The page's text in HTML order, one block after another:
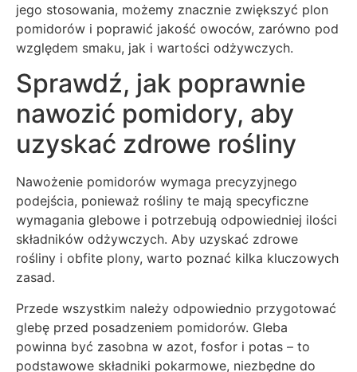
jego stosowania, możemy znacznie zwiększyć plon
pomidorów i poprawić jakość owoców, zarówno pod
względem smaku, jak i wartości odżywczych.
Sprawdź, jak poprawnie
nawozić pomidory, aby
uzyskać zdrowe rośliny
Nawożenie pomidorów wymaga precyzyjnego
podejścia, ponieważ rośliny te mają specyficzne
wymagania glebowe i potrzebują odpowiedniej ilości
składników odżywczych. Aby uzyskać zdrowe
rośliny i obfite plony, warto poznać kilka kluczowych
zasad.
Przede wszystkim należy odpowiednio przygotować
glebę przed posadzeniem pomidorów. Gleba
powinna być zasobna w azot, fosfor i potas – to
podstawowe składniki pokarmowe, niezbędne do